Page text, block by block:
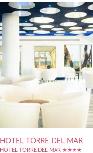
HOTEL TORRE DEL MAR
HOTEL TORRE DEL MAR ★★★★